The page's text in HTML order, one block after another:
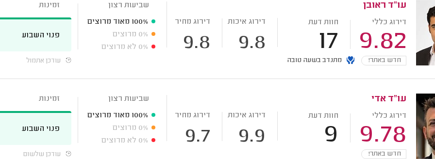
עו"ד ראובן
דירוג כללי
9.82
חוות דעת
17
דירוג איכות
9.8
דירוג מחיר
9.8
חדש באתר! מתנדב בשעה טובה
שביעות רצון
100% מאוד מרוצים
0% מרוצים
0% לא מרוצים
זמינות
פנוי השבוע
עודכן אתמול
עו"ד אדי
דירוג כללי
9.78
חוות דעת
9
דירוג איכות
9.9
דירוג מחיר
9.7
חדש באתר!
שביעות רצון
100% מאוד מרוצים
0% מרוצים
0% לא מרוצים
זמינות
פנוי השבוע
עודכן שלשום